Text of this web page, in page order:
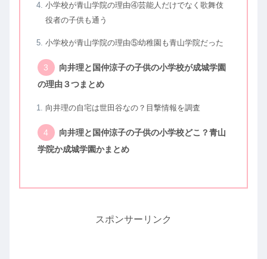
小学校が青山学院の理由④芸能人だけでなく歌舞伎
役者の子供も通う
小学校が青山学院の理由⑤幼稚園も青山学院だった
向井理と国仲涼子の子供の小学校が成城学園
の理由３つまとめ
向井理の自宅は世田谷なの？目撃情報を調査
向井理と国仲涼子の子供の小学校どこ？青山
学院か成城学園かまとめ
スポンサーリンク